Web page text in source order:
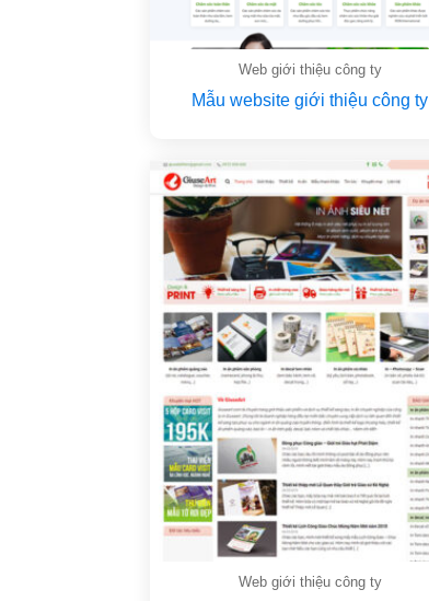
Web giới thiệu công ty
Mẫu website giới thiệu công ty
Web giới thiệu công ty